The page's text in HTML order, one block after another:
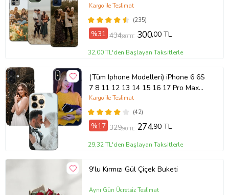
Kılıfı
(235)
Kargo ile Teslimat
%31 434,80 TL 300,00 TL
32,00 TL'den Başlayan Taksitlerle
(Tüm Iphone Modelleri) iPhone 6 6S
7 8 11 12 13 14 15 16 17 Pro Max
Plus Mini Kişiye Özel Resimli
Fotoğraflı Kılıf(42)
Kargo ile Teslimat
%17 329,90 TL 274,90 TL
29,32 TL'den Başlayan Taksitlerle
9'lu Kırmızı Gül Çiçek Buketi
Aynı Gün Ücretsiz Teslimat